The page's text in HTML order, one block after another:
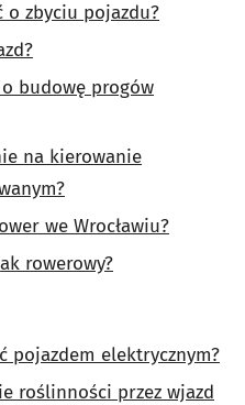
o zbyciu pojazdu?
o budowę progów
na kierowanie
we Wrocławiu?
rowerowy?
pojazdem elektrycznym?
roślinności przez wjazd